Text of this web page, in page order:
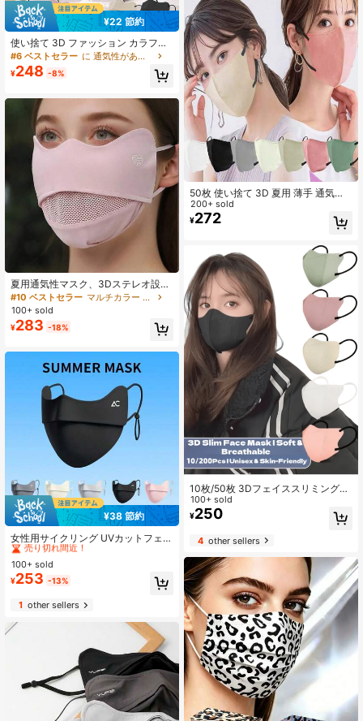
¥22 節約
使い捨て 3D ファッション カラフル
マスク 10枚入り、通気性 UVカット
女性用
#6 ベストセラー に 通気性がある 個人用保護具
¥248 -8%
夏用通気性マスク、3Dステレオ設計
- 軽量、防風、UVカット、サイクリ
ング、ハイキング、アウトドア活動
に適しています。洗濯機で洗えるア
ウトドア保護ギア | フェイシャルコ
ク
#10 ベストセラー
マルチカラー フェイスカバー
100+ sold
¥283 -18%
¥38 節約
女性用サイクリング UVカットフェイ
スマスク、ACロゴ、UVプロテクシ
ョン、目の端まで覆う、通気性のあ
るアイスシルクUVカットフェイスマ
スク、女性用アイスシルクUVカット
フェイスマスク、目の端まで覆う、
UVプロテクション、立体的な通気性
#2 ベストセラー
ブラック フェイスカバー&アクセサリー
売り切れ間近！
#2 ベストセラー
売り切れ間近！
#2 ベストセラー
売り切れ間近！
#2 ベストセラー
ブラック フェイスカバー&アクセサリー
100+ sold
¥253 -13%
1other sellers
50枚 使い捨て 3D 夏用 薄手 通気性
ファッション ミックスカラー フェイ
スマスク - 通気性 & 快適、ユニセッ
クス、アウトドア活動に適していま
200+ sold
¥272
10枚/50枚 3Dフェイススリミングマ
スク 女性用、魅力的なフェイスコン
タリングデザイン、モランディ無
地、通気性、蒸れにくい、耳に負担
ールシーズン、個包装
100+ sold
¥250
4other sellers